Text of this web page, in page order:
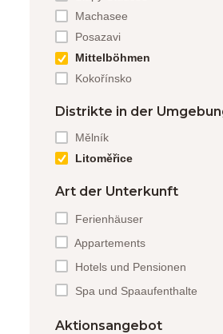
Machasee
Posazavi
Mittelböhmen
Kokořínsko
Distrikte in der
Mělník
Litoměřice
Art der Unterkunft
Ferienhäuser
Appartements
Hotels und Pensionen
Spa und Spaaufenthalte
Aktionsangebot